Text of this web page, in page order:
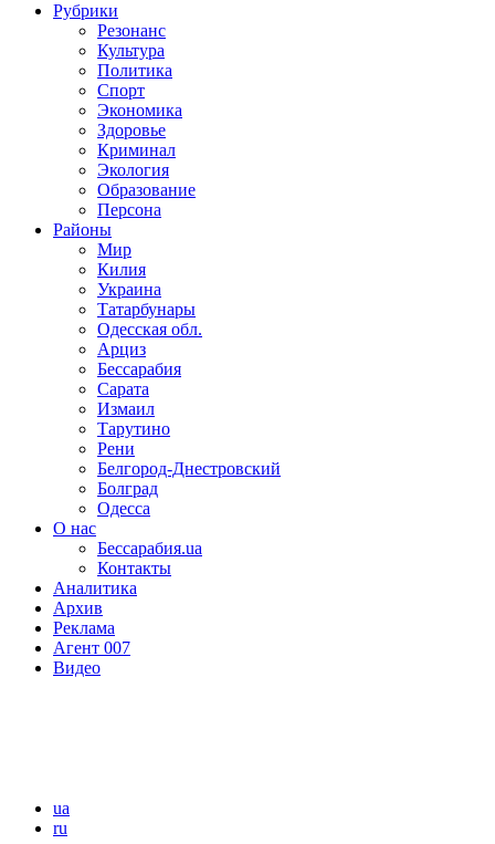
Рубрики
Резонанс
Культура
Политика
Спорт
Экономика
Здоровье
Криминал
Экология
Образование
Персона
Районы
Мир
Килия
Украина
Татарбунары
Одесская обл.
Арциз
Бессарабия
Сарата
Измаил
Тарутино
Рени
Белгород-Днестровский
Болград
Одесса
О нас
Бессарабия.ua
Контакты
Аналитика
Архив
Реклама
Агент 007
Видео
ua
ru